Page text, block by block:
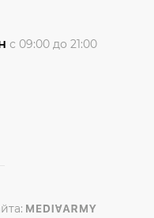
с 09:00 до 21:00